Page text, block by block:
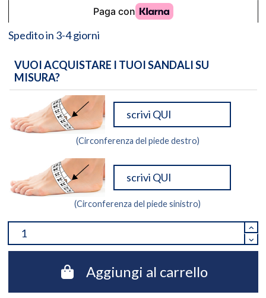
Spedito in 3-4 giorni
VUOI ACQUISTARE I TUOI SANDALI SU
MISURA?
(Circonferenza del piede destro)
(Circonferenza del piede sinistro)
Aggiungi al carrello